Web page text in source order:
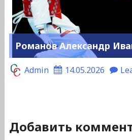
Романов Александр
Admin 14.05.2026
Добавить